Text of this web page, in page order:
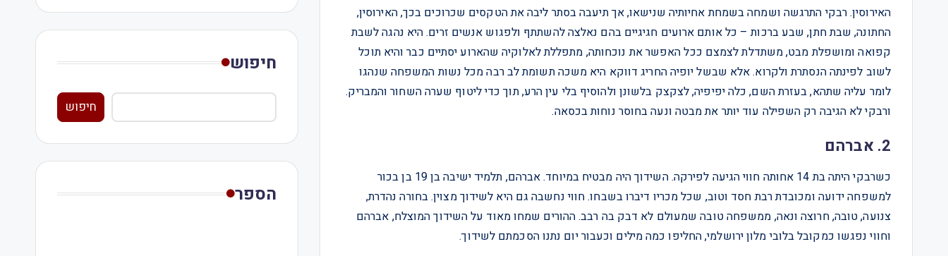
האירוסין. רבקי התרגשה ושמחה בשמחת אחיותיה שנישאו, אך תיעבה בסתר ליבה את הטקסים שכרוכים בכך, האירוסין,
החתונה, שבת חתן, שבע ברכות – כל אותם ארועים חגיגיים בהם נאלצה להשתתף ולפגוש אנשים זרים. היא נהגה לשבת
קפואה ומושפלת מבט, משתדלת לצמצם ככל האפשר את נוכחותה, מתפללת לאלוקיה שהארוע יסתיים כבר והיא תוכל
לשוב לפינתה הנסתרת ולקרוא. אלא שבשל יופיה החריג דווקא היא משכה תשומת לב רבה מכל נשות המשפחה שנהגו
לומר עליה שתהא, בעזרת השם, כלה יפיפיה, לצקצק בלשונן ולהוסיף בלי עין הרע, תוך כדי ליטוף שערה השחור והמבריק.
ורבקי לא הגיבה רק השפילה עוד יותר את מבטה ונעה בחוסר נוחות בכסאה.
2. אברהם
כשרבקי היתה בת 14 אחותה חווי הגיעה לפירקה. השידוך היה מבטיח במיוחד. אברהם, תלמיד ישיבה בן 19 בן בכור
למשפחה ידועה ומכובדת רבת חסד וטוב, שכל מכריו דיברו בשבחו. חווי נחשבה גם היא לשידוך מצוין. בחורה נהדרת,
צנועה, טובה, חרוצה ונאה, ממשפחה טובה שמעולם לא דבק בה רבב. ההורים שמחו מאוד על השידוך המוצלח, אברהם
וחווי נפגשו כמקובל בלובי מלון ירושלמי, החליפו כמה מילים וכעבור יום נתנו הסכמתם לשידוך.
חיפוש
חיפוש
הספר